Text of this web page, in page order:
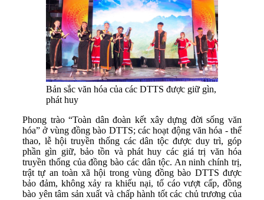
Bản sắc văn hóa của các DTTS được giữ gìn,
phát huy
Phong trào “Toàn dân đoàn kết xây dựng đời sống văn
hóa” ở vùng đồng bào DTTS; các hoạt động văn hóa - thể
thao, lễ hội truyền thống các dân tộc được duy trì, góp
phần gìn giữ, bảo tồn và phát huy các giá trị văn hóa
truyền thống của đồng bào các dân tộc. An ninh chính trị,
trật tự an toàn xã hội trong vùng đồng bào DTTS được
bảo đảm, không xảy ra khiếu nại, tố cáo vượt cấp, đồng
bào yên tâm sản xuất và chấp hành tốt các chủ trương của